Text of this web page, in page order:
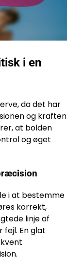
i en
da det har
og kraften
at bolden
og øget
i at bestemme
korrekt,
linje af
En glat